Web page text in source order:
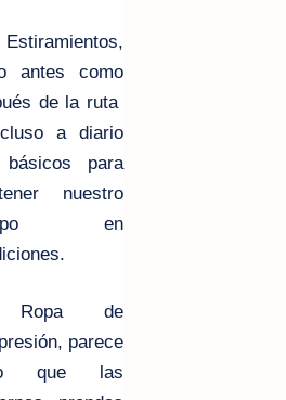
,
antes como
de la ruta
a diario
para
nuestro
en
Ropa de
parece
que las